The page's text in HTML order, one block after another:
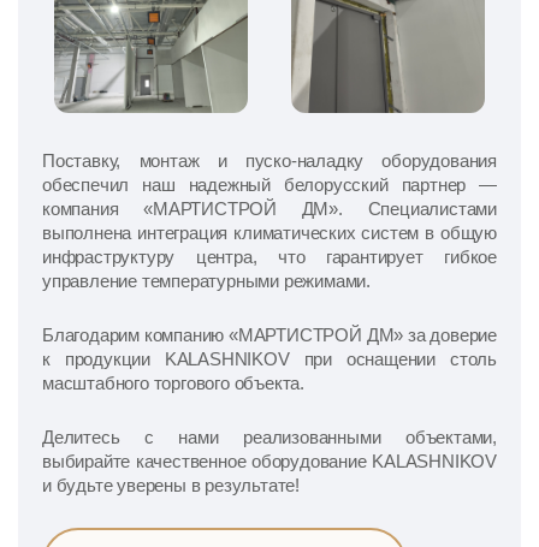
Поставку, монтаж и пуско-наладку оборудования
обеспечил наш надежный белорусский партнер —
компания «МАРТИСТРОЙ ДМ». Специалистами
выполнена интеграция климатических систем в общую
инфраструктуру центра, что гарантирует гибкое
управление температурными режимами.
Благодарим компанию «МАРТИСТРОЙ ДМ» за доверие
к продукции KALASHNIKOV при оснащении столь
масштабного торгового объекта.
Делитесь с нами реализованными объектами,
выбирайте качественное оборудование KALASHNIKOV
и будьте уверены в результате!